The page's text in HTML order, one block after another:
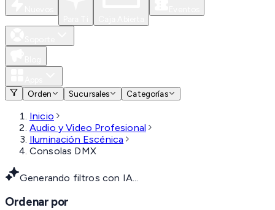
Orden
Sucursales Categorías
Inicio
Audio y Video Profesional
Iluminación Escénica
Consolas DMX
Generando filtros con IA...
Ordenar por